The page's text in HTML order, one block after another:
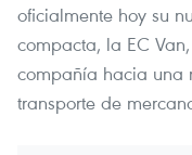
oficialmente hoy su
compacta, la EC
compañía hacia una
transporte de